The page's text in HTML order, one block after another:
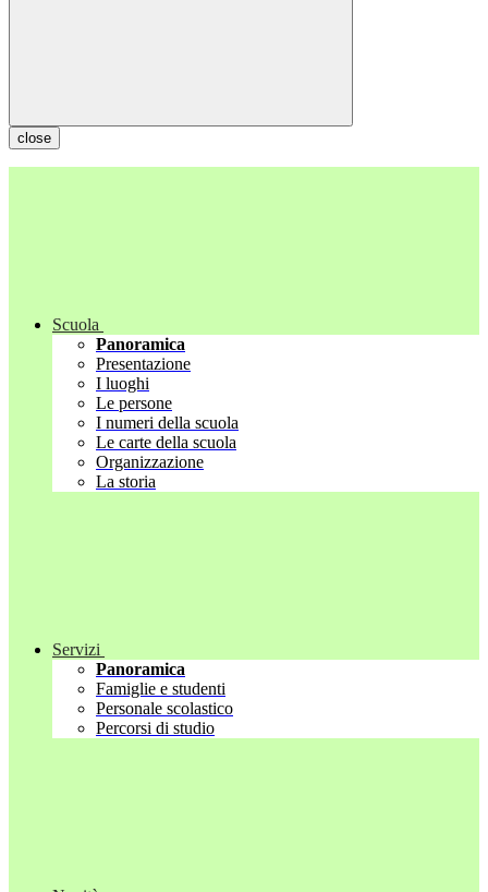
close
Scuola
Panoramica
Presentazione
I luoghi
Le persone
I numeri della scuola
Le carte della scuola
Organizzazione
La storia
Servizi
Panoramica
Famiglie e studenti
Personale scolastico
Percorsi di studio